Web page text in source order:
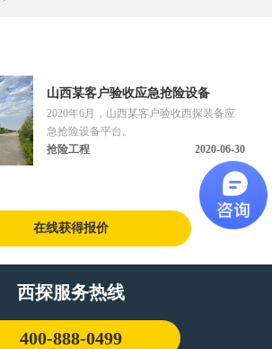
山西某客户验收应急抢险设备
2020年6月，山西某客户验收西探装备应
急抢险设备平台。
抢险工程
2020-06-30
在线获得报价
西探服务热线
400-888-0499